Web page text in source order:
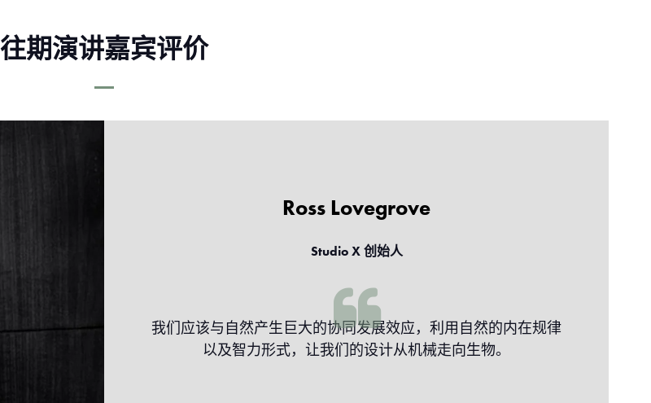
往期演讲嘉宾评价
Ross Lovegrove
Studio X 创始人
我们应该与自然产生巨大的协同发展效应，利用自然的内在规律
以及智力形式，让我们的设计从机械走向生物。